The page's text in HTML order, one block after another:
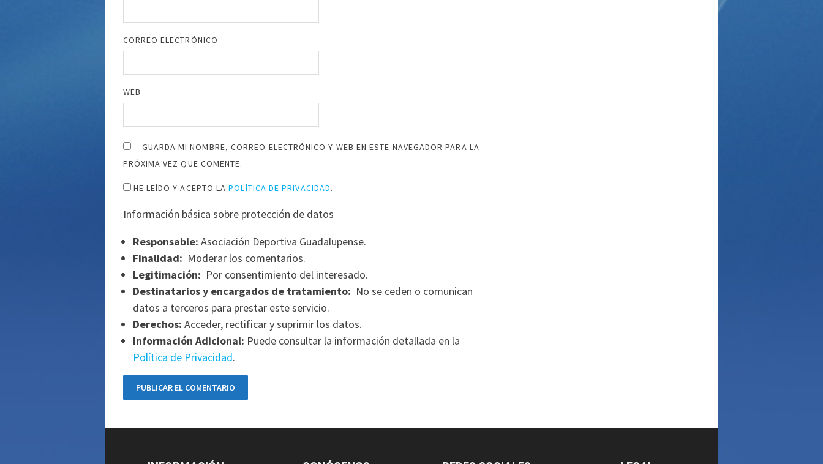
CORREO ELECTRÓNICO
WEB
GUARDA MI NOMBRE, CORREO ELECTRÓNICO Y WEB EN ESTE NAVEGADOR PARA LA
PRÓXIMA VEZ QUE COMENTE.
HE LEÍDO Y ACEPTO LAPOLÍTICA DE PRIVACIDAD.
Información básica sobre protección de datos
Responsable: Asociación Deportiva Guadalupense.
Finalidad: Moderar los comentarios.
Legitimación: Por consentimiento del interesado.
Destinatarios y encargados de tratamiento: No se ceden o comunican
datos a terceros para prestar este servicio.
Derechos: Acceder, rectificar y suprimir los datos.
Información Adicional: Puede consultar la información detallada en la
Política de Privacidad.